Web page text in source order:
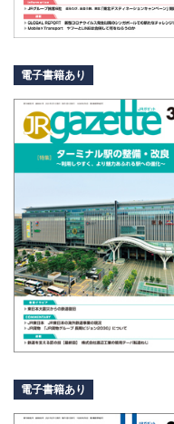
電子書籍あり
電子書籍あり